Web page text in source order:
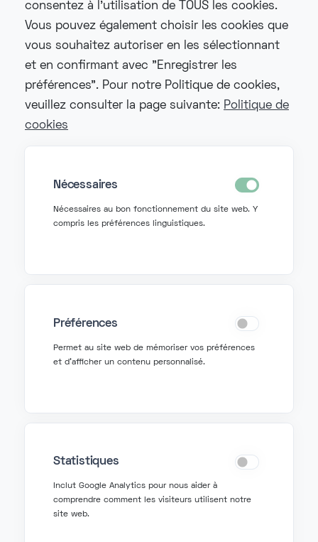
consentez à l'utilisation de TOUS les cookies.
Vous pouvez également choisir les cookies que
vous souhaitez autoriser en les sélectionnant
et en confirmant avec "Enregistrer les
préférences". Pour notre Politique de cookies,
veuillez consulter la page suivante: Politique de
cookies
Nécessaires
Nécessaires au bon fonctionnement du site web. Y
compris les préférences linguistiques.
Préférences
Permet au site web de mémoriser vos préférences
et d'afficher un contenu personnalisé.
Statistiques
Inclut Google Analytics pour nous aider à
comprendre comment les visiteurs utilisent notre
site web.
De nombreuses entreprises passent à la
VoIP et se retrouvent confrontées à du
bruit, des appels qui coupent ou des
téléphones qui ne font 'tout simplement
rien'. Avec la bonne approche, ce ne sont
pas des problèmes insurmontables, mais
#voip sans souci
#pieges voip #qualite voip
Lire plus
Téléphonie professionnelle & innovation IA